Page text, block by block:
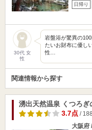
日帰り
30代 女
性
岩盤浴が驚異の
たいお財布に優し
性…
関連情報から探す
湧出天然温泉 くつろぎ
3.7点/
大阪府